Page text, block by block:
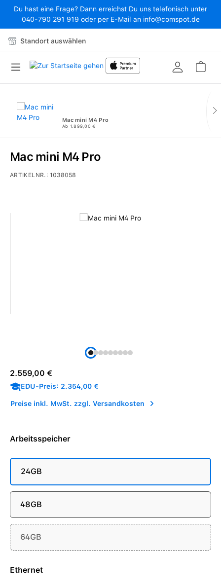
Zum Hauptinhalt springen
Du hast eine Frage? Dann erreichst Du uns telefonisch unter
040-790 291 919 oder per E-Mail an info@comspot.de
Standort auswählen
Mac mini M4 Pro
Ab 1.899,00 €
Bildergalerie überspringen
Mac mini M4 Pro
ARTIKELNR.:1038058
Regulärer Preis:
2.559,00 €
EDU-Preis: 2.354,00 €
Preise inkl. MwSt. zzgl. Versandkosten
Arbeitsspeicher
24GB
48GB
64GB
Ethernet